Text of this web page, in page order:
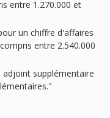
entre 1.270.000 et
un chiffre d'affaires
entre 2.540.000
supplémentaire